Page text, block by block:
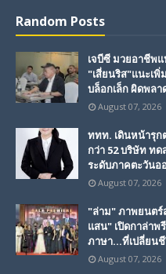
Random Posts
เจบีซี มวยอาชีพ
"เสี่ยนริส"แนะเพิ่
บล็อกเล็ก ผิดพลา
August 07, 2026
ททท. เดินหน้ารุก
กว่า 52 บริษัท ท
ระดับภาคตะวัน
August 07, 2026
"ล่าม" ภาพยนตร์
แสน" เปิดกาล่าพ
ภาษา...ที่เปลี่ยน
August 07, 2026